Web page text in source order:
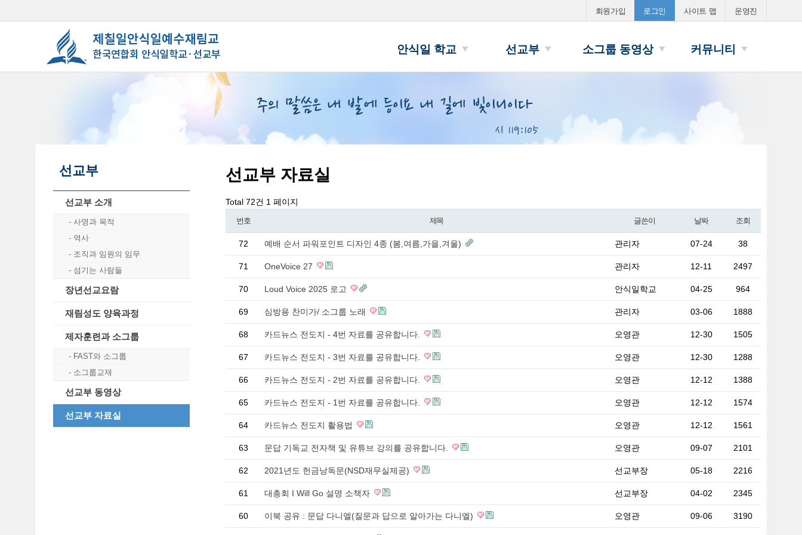
회원가입 로그인 사이트 맵 운영진
안식일 학교 선교부 소그룹 동영상 커뮤니티
선교부 자료실
Total 72건 1 페이지
번호 제목 글쓴이 날짜 조회
72 예배 순서 파워포인트 디자인 4종 (봄,여름,가을,겨울) 관리자 07-24 38
71 OneVoice 27 관리자 12-11 2497
70 Loud Voice 2025 로고 안식일학교 04-25 964
69 심방용 찬미가/ 소그룹 노래 관리자 03-06 1888
68 카드뉴스 전도지 - 4번 자료를 공유합니다. 오영관 12-30 1505
67 카드뉴스 전도지 - 3번 자료를 공유합니다. 오영관 12-30 1288
66 카드뉴스 전도지 - 2번 자료를 공유합니다. 오영관 12-12 1388
65 카드뉴스 전도지 - 1번 자료를 공유합니다. 오영관 12-12 1574
64 카드뉴스 전도지 활용법 오영관 12-12 1561
63 문답 기독교 전자책 및 유튜브 강의를 공유합니다. 오영관 09-07 2101
62 2021년도 헌금낭독문(NSD재무실제공) 선교부장 05-18 2216
61 대총회 I Will Go 설명 소책자 선교부장 04-02 2345
60 이북 공유 : 문답 다니엘(질문과 답으로 알아가는 다니엘) 오영관 09-06 3190
선교부
선교부 소개
사명과 목적
역사
조직과 임원의 임무
섬기는 사람들
장년선교요람
재림성도 양육과정
제자훈련과 소그룹
FAST와 소그룹
소그룹교재
선교부 동영상
선교부 자료실